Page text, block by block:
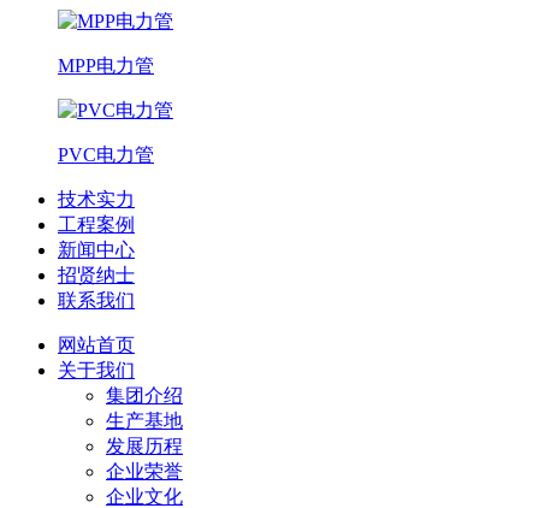
MPP电力管
PVC电力管
技术实力
工程案例
新闻中心
招贤纳士
联系我们
网站首页
关于我们
集团介绍
生产基地
发展历程
企业荣誉
企业文化